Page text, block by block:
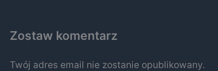
Zostaw komentarz
Twój adres email nie zostanie opublikowany.